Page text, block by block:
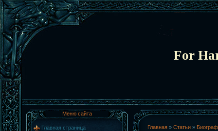
For
Меню сайта
Главная страница
Главная » Статьи »